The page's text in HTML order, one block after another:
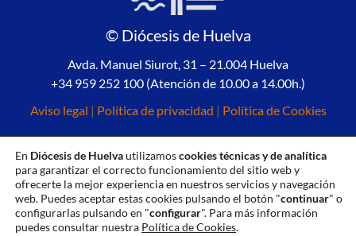
© Diócesis de Huelva
Avda. Manuel Siurot, 31 – 21.004 Huelva
+34 959 252 100 (Atención de 10.00 a 14.00h.)
Aviso legal | Política de privacidad | Política de Cookies
En Diócesis de Huelvautilizamoscookies técnicas y de analítica
para garantizar el correcto funcionamiento del sitio web y
ofrecerte la mejor experiencia en nuestros servicios y navegación
web. Puedes aceptar estas cookies pulsando el botón "continuar" o
configurarlas pulsando en "configurar". Para más información
puedes consultar nuestra Política de Cookies.